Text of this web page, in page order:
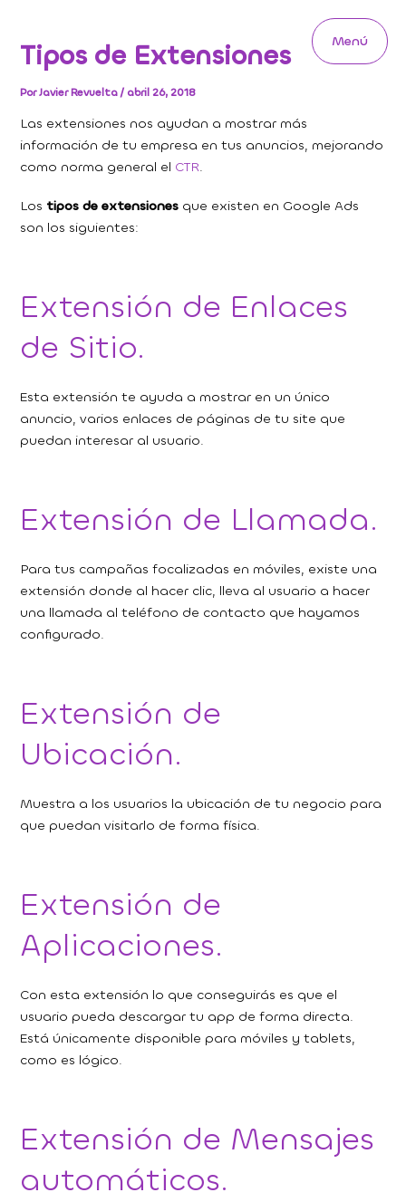
contenido
Main
Menú
Tipos de Extensiones
PorJavier Revuelta/ abril 26, 2018
Las extensiones nos ayudan a mostrar más
información de tu empresa en tus anuncios, mejorando
como norma general el CTR.
Los tipos de extensiones que existen en Google Ads
son los siguientes:
Extensión de Enlaces
de Sitio.
Esta extensión te ayuda a mostrar en un único
anuncio, varios enlaces de páginas de tu site que
puedan interesar al usuario.
Extensión de Llamada.
Para tus campañas focalizadas en móviles, existe una
extensión donde al hacer clic, lleva al usuario a hacer
una llamada al teléfono de contacto que hayamos
configurado.
Extensión de
Ubicación.
Muestra a los usuarios la ubicación de tu negocio para
que puedan visitarlo de forma física.
Extensión de
Aplicaciones.
Con esta extensión lo que conseguirás es que el
usuario pueda descargar tu app de forma directa.
Está únicamente disponible para móviles y tablets,
como es lógico.
Extensión de Mensajes
automáticos.